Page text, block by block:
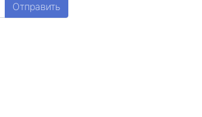
Отправить